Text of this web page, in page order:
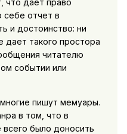
себе отчет в
и достоинство: ни
дает такого простора
читателю
событии или
пишут мемуары.
в том, что в
было доносить